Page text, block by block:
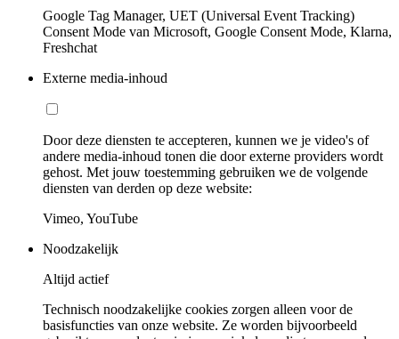
Google Tag Manager, UET (Universal Event Tracking)
Consent Mode van Microsoft, Google Consent Mode, Klarna,
Freshchat
Externe media-inhoud
Door deze diensten te accepteren, kunnen we je video's of
andere media-inhoud tonen die door externe providers wordt
gehost. Met jouw toestemming gebruiken we de volgende
diensten van derden op deze website:
Vimeo, YouTube
Noodzakelijk
Altijd actief
Technisch noodzakelijke cookies zorgen alleen voor de
basisfuncties van onze website. Ze worden bijvoorbeeld